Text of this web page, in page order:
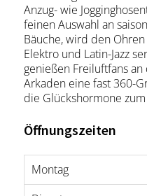
Anzug- wie
feinen Auswahl an
Bäuche, wird den
Elektro und Latin-Jazz
genießen Freiluftfans
Arkaden eine fast 360-
die Glückshormone
Öffnungszeiten
Montag